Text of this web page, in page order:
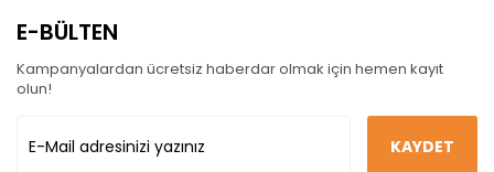
E-BÜLTEN
Kampanyalardan ücretsiz haberdar olmak için hemen kayıt
olun!
KAYDET